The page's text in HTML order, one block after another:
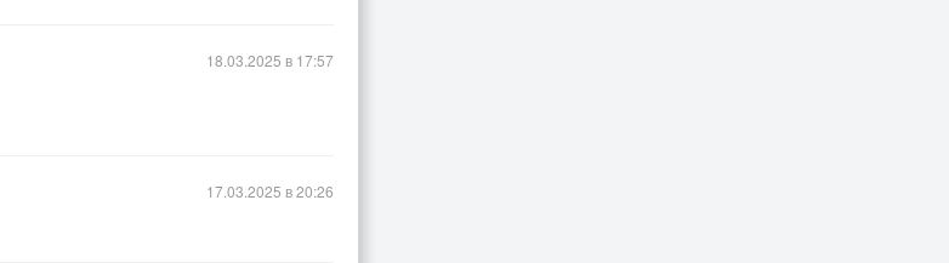
18.03.2025 в 17:57
17.03.2025 в 20:26